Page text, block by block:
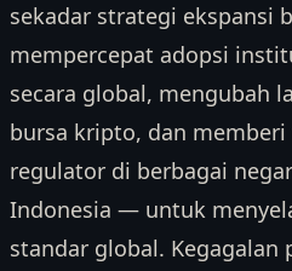
sekadar strategi ekspansi
mempercepat adopsi
secara global, mengubah
bursa kripto, dan memberi
regulator di berbagai
Indonesia — untuk
standar global. Kegagalan